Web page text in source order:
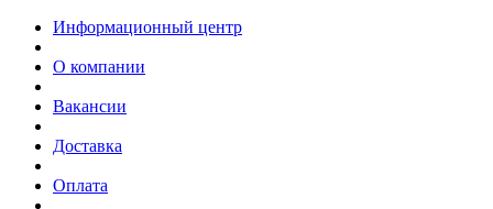
Информационный центр
О компании
Вакансии
Доставка
Оплата